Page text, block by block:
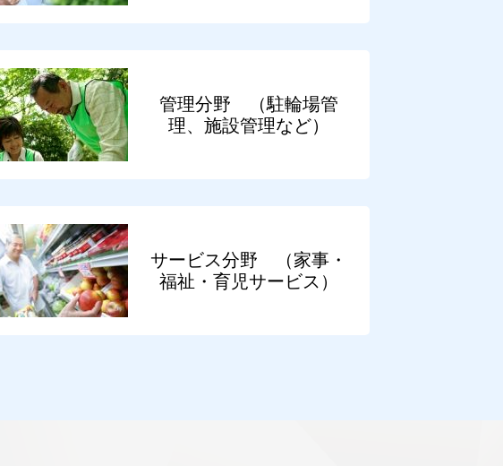
管理分野 （駐輪場管
理、施設管理など）
サービス分野 （家事・
福祉・育児サービス）